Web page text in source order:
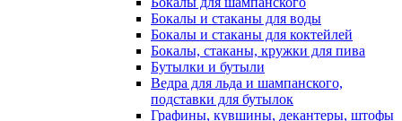
Бокалы и стаканы для воды
Бокалы и стаканы для коктейлей
Бокалы, стаканы, кружки для пива
Бутылки и бутыли
Ведра для льда и шампанского,
подставки для бутылок
Графины, кувшины, декантеры, штофы